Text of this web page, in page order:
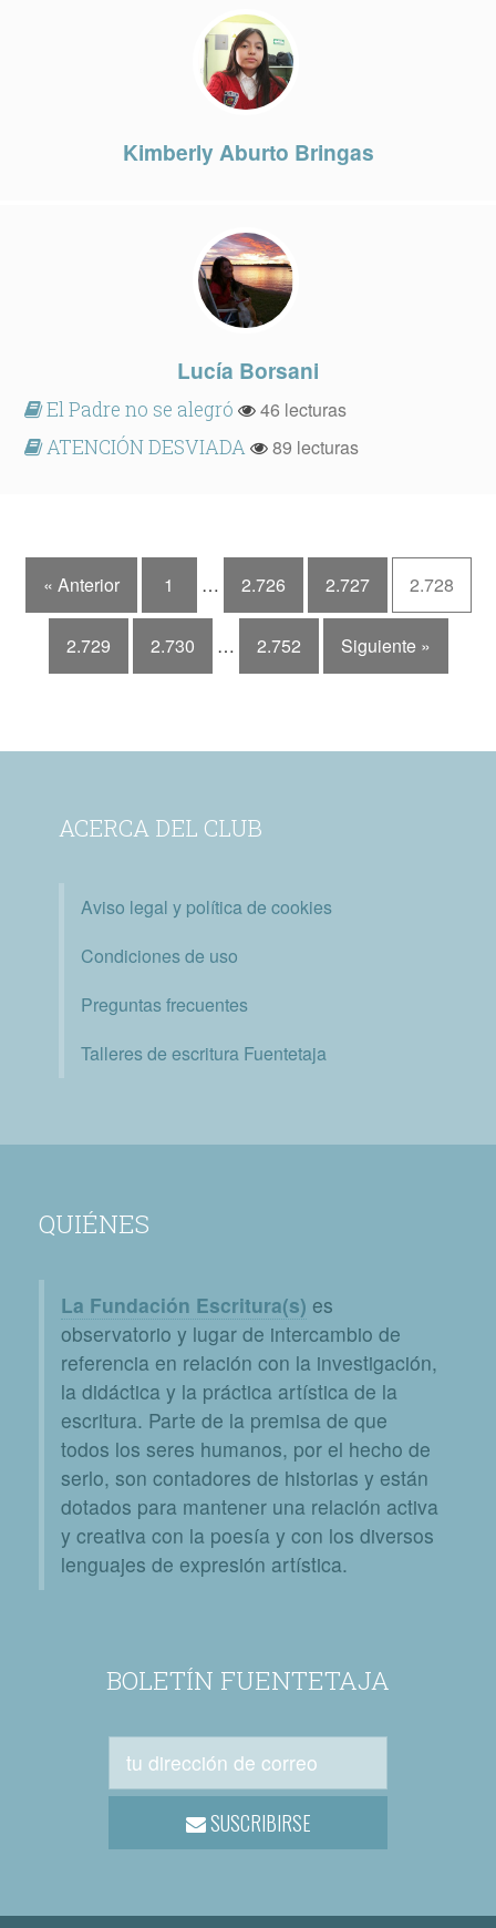
Kimberly Aburto Bringas
Lucía Borsani
El Padre no se alegró
46 lecturas
ATENCIÓN DESVIADA
89 lecturas
« Anterior 1 … 2.726 2.727 2.728
2.729 2.730 … 2.752 Siguiente »
ACERCA DEL CLUB
Aviso legal y política de cookies
Condiciones de uso
Preguntas frecuentes
Talleres de escritura Fuentetaja
QUIÉNES
La Fundación Escritura(s) es
observatorio y lugar de intercambio de
referencia en relación con la investigación,
la didáctica y la práctica artística de la
escritura. Parte de la premisa de que
todos los seres humanos, por el hecho de
serlo, son contadores de historias y están
dotados para mantener una relación activa
y creativa con la poesía y con los diversos
lenguajes de expresión artística.
BOLETÍN FUENTETAJA
SUSCRIBIRSE